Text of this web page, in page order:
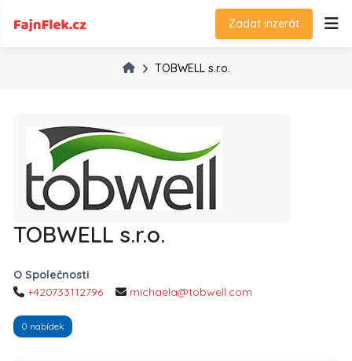
Zadat inzerát
TOBWELL s.r.o.
TOBWELL s.r.o.
O Společnosti
+420733112796
michaela@tobwell.com
0 nabídek